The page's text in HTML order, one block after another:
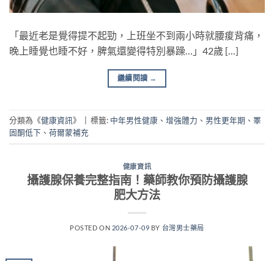
「最近老是覺得提不起勁，上班坐不到兩小時就腰痠背痛，
晚上睡覺也睡不好，脾氣還變得特別暴躁…」42歲 […]
繼續閱讀 →
分類為《健康資訊》 標籤: 中年男性健康 、 增強體力 、 男性更年期 、 睪
固酮低下 、 荷爾蒙補充
健康資訊
攝護腺保養完整指南！藥師教你預防攝護腺
肥大方法
POSTED ON 2026-07-09 BY 台灣男士藥局